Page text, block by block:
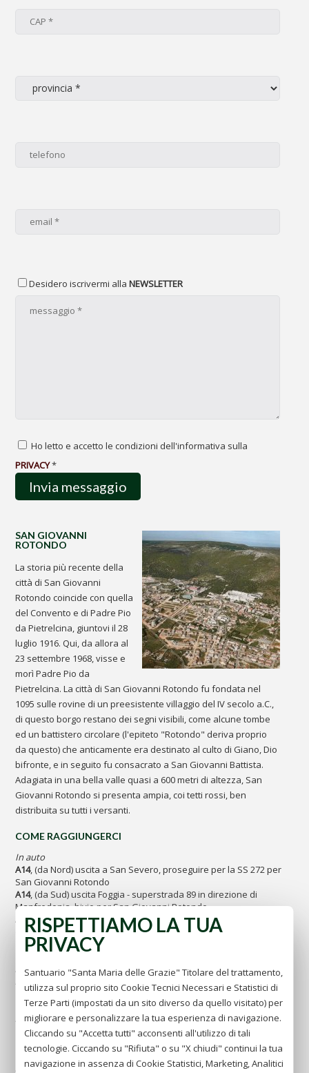
Desidero iscrivermi allaNEWSLETTER
Ho letto e accetto le condizioni dell'informativa sulla
PRIVACY*
SAN GIOVANNI
ROTONDO
La storia più recente della
città di San Giovanni
Rotondo coincide con quella
del Convento e di Padre Pio
da Pietrelcina, giuntovi il 28
luglio 1916. Qui, da allora al
23 settembre 1968, visse e
morì Padre Pio da
Pietrelcina. La città di San Giovanni Rotondo fu fondata nel
1095 sulle rovine di un preesistente villaggio del IV secolo a.C.,
di questo borgo restano dei segni visibili, come alcune tombe
ed un battistero circolare (l'epiteto "Rotondo" deriva proprio
da questo) che anticamente era destinato al culto di Giano, Dio
bifronte, e in seguito fu consacrato a San Giovanni Battista.
Adagiata in una bella valle quasi a 600 metri di altezza, San
Giovanni Rotondo si presenta ampia, coi tetti rossi, ben
distribuita su tutti i versanti.
COME RAGGIUNGERCI
In auto
A14, (da Nord) uscita a San Severo, proseguire per la SS 272 per
San Giovanni Rotondo
A14, (da Sud) uscita Foggia - superstrada 89 in direzione di
Manfredonia, bivio per San Giovanni Rotondo
A16, uscita Candela e proseguire per la superstrada 89 in
direzione di Manfredonia, bivio San Giovanni Rotondo
Aeroporti più vicini:
Aeroporto di Foggia -
www.aeroportidipuglia.it
"Aeroporto civile - Gino Lisa"
Aeroporti di Roma -www.adr.it
"Leonardo da Vinci-Fiumicino"
"G.B. Pastino-Ciampino"
Aeroporto di Napoli -www.gesac.it
RISPETTIAMO LA TUA
PRIVACY
Santuario "Santa Maria delle Grazie" Titolare del trattamento,
utilizza sul proprio sito Cookie Tecnici Necessari e Statistici di
Terze Parti (impostati da un sito diverso da quello visitato) per
migliorare e personalizzare la tua esperienza di navigazione.
Cliccando su "Accetta tutti" acconsenti all'utilizzo di tali
tecnologie. Ciccando su "Rifiuta" o su "X chiudi" continui la tua
navigazione in assenza di Cookie Statistici, Marketing, Analitici